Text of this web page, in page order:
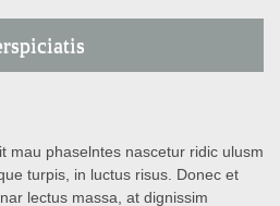
mau phaselntes nascetur ridic ulusm
turpis, in luctus risus. Donec et
lectus massa, at dignissim